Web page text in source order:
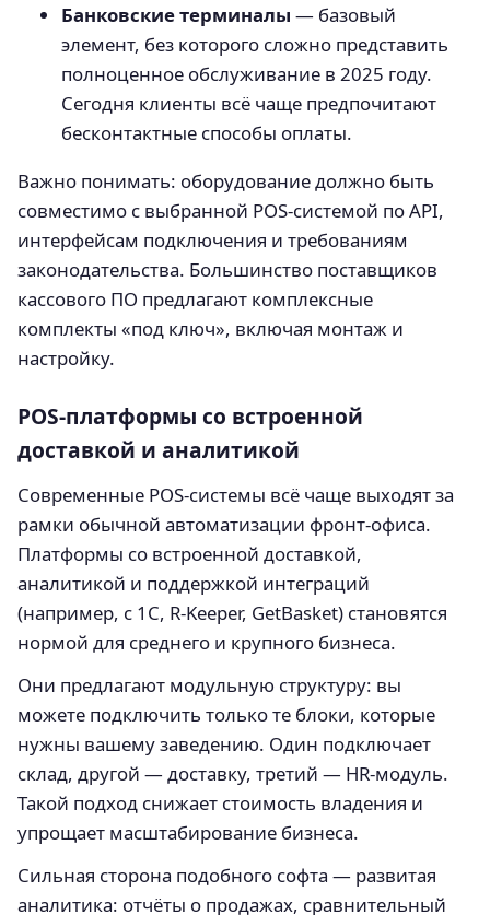
Банковские терминалы — базовый
элемент, без которого сложно представить
полноценное обслуживание в 2025 году.
Сегодня клиенты всё чаще предпочитают
бесконтактные способы оплаты.
Важно понимать: оборудование должно быть
совместимо с выбранной POS-системой по API,
интерфейсам подключения и требованиям
законодательства. Большинство поставщиков
кассового ПО предлагают комплексные
комплекты «под ключ», включая монтаж и
настройку.
POS-платформы со встроенной
доставкой и аналитикой
Современные POS-системы всё чаще выходят за
рамки обычной автоматизации фронт-офиса.
Платформы со встроенной доставкой,
аналитикой и поддержкой интеграций
(например, с 1С, R-Keeper, GetBasket) становятся
нормой для среднего и крупного бизнеса.
Они предлагают модульную структуру: вы
можете подключить только те блоки, которые
нужны вашему заведению. Один подключает
склад, другой — доставку, третий — HR-модуль.
Такой подход снижает стоимость владения и
упрощает масштабирование бизнеса.
Сильная сторона подобного софта — развитая
аналитика: отчёты о продажах, сравнительный